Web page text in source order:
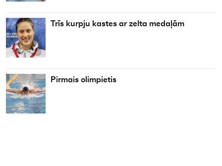
Trīs kurpju kastes ar zelta medaļām
Pirmais olimpietis